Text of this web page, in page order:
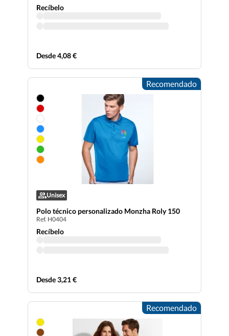
Recíbelo
Desde 4,08 €
Recomendado
Unisex
Polo técnico personalizado Monzha Roly 150
Ref. H0404
Recíbelo
Desde 3,21 €
Recomendado